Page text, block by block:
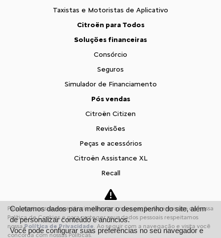
Taxistas e Motoristas de Aplicativo
Citroën para Todos
Soluções financeiras
Consórcio
Seguros
Simulador de Financiamento
Pós vendas
Citroën Citizen
Revisões
Peças e acessórios
Citroën Assistance XL
Recall
Estoque
Estoque Novos
Seminovos
Fale conosco
Para otimizar sua experiência durante a navegação, fazemos uso de nossa
Política de Cookies e para proteger seus dados pessoais respeitamos
nossaPolítica de Privacidade. Ao seguir com a navegação e visita você
concorda com nossas Políticas.
Coletamos dados para melhorar o desempenho do site, além
de personalizar conteúdo e anúncios.
Você pode configurar suas preferências no seu navegador e